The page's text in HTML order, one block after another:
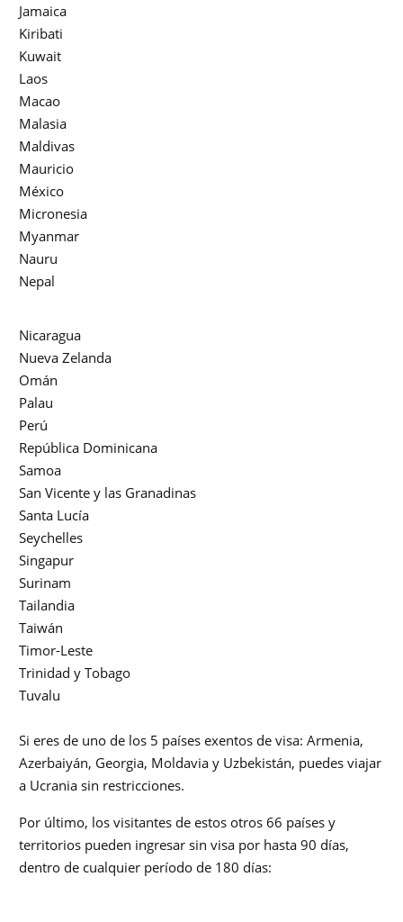
Jamaica
Kiribati
Kuwait
Laos
Macao
Malasia
Maldivas
Mauricio
México
Micronesia
Myanmar
Nauru
Nepal
Nicaragua
Nueva Zelanda
Omán
Palau
Perú
República Dominicana
Samoa
San Vicente y las Granadinas
Santa Lucía
Seychelles
Singapur
Surinam
Tailandia
Taiwán
Timor-Leste
Trinidad y Tobago
Tuvalu
Si eres de uno de los 5 países exentos de visa: Armenia,
Azerbaiyán, Georgia, Moldavia y Uzbekistán, puedes viajar
a Ucrania sin restricciones.
Por último, los visitantes de estos otros 66 países y
territorios pueden ingresar sin visa por hasta 90 días,
dentro de cualquier período de 180 días: